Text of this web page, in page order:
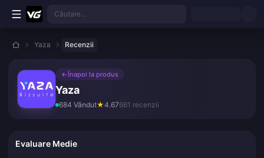
Treci la conținutul principal
Căutare...
Yaza Recenzii
← Înapoi la produs
Yaza
684 Vândut★4.67661 recenzii
Evaluare Medie